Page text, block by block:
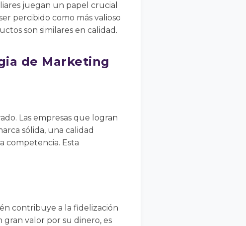
juegan un papel crucial
percibido como más valioso
son similares en calidad.
de Marketing
Las empresas que logran
sólida, una calidad
competencia. Esta
contribuye a la fidelización
valor por su dinero, es